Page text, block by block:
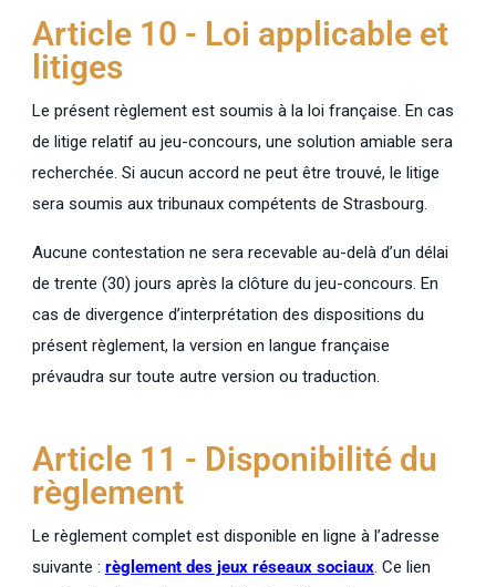
Article 10 - Loi applicable et
litiges
Le présent règlement est soumis à la loi française. En cas
de litige relatif au jeu-concours, une solution amiable sera
recherchée. Si aucun accord ne peut être trouvé, le litige
sera soumis aux tribunaux compétents de Strasbourg.
Aucune contestation ne sera recevable au-delà d’un délai
de trente (30) jours après la clôture du jeu-concours. En
cas de divergence d’interprétation des dispositions du
présent règlement, la version en langue française
prévaudra sur toute autre version ou traduction.
Article 11 - Disponibilité du
règlement
Le règlement complet est disponible en ligne à l’adresse
suivante : règlement des jeux réseaux sociaux. Ce lien